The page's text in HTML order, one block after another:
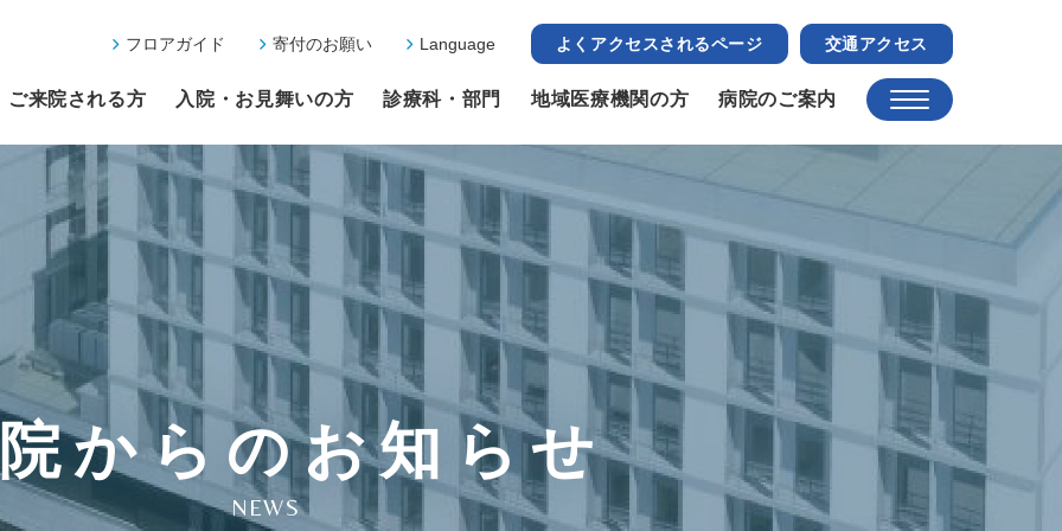
フロアガイド 寄付のお願い Language よくアクセスされるページ 交通アクセス
ご来院される方 入院・お見舞いの方 診療科・部門 地域医療機関の方 病院のご案内
からのお知らせ
NEWS